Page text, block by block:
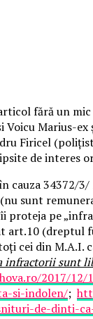
fără un
Voicu Marius-
Firicel
de interes
cauza 34372/
sunt
proteja pe
art.10 (dreptul
cei din M.A.I.
infractorii sunt
2017/
si-indolen/;
de-dinti-